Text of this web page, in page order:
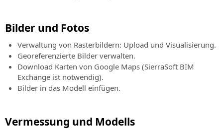
Bilder und Fotos
Verwaltung von Rasterbildern: Upload und Visualisierung.
Georeferenzierte Bilder verwalten.
Download Karten von Google Maps (SierraSoft BIM
Exchange ist notwendig).
Bilder in das Modell einfügen.
Vermessung und Modells